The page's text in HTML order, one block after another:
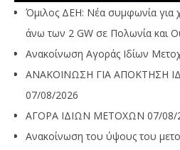
Όμιλος ΔΕΗ: Νέα συμφωνία για
άνω των 2 GW σε Πολωνία και
Ανακοίνωση Αγοράς Ιδίων
ΑΝΑΚΟΙΝΩΣΗ ΓΙΑ ΑΠΟΚΤΗΣΗ
07/08/2026
ΑΓΟΡΑ ΙΔΙΩΝ ΜΕΤΟΧΩΝ 07/08/
Ανακοίνωση του ύψους του